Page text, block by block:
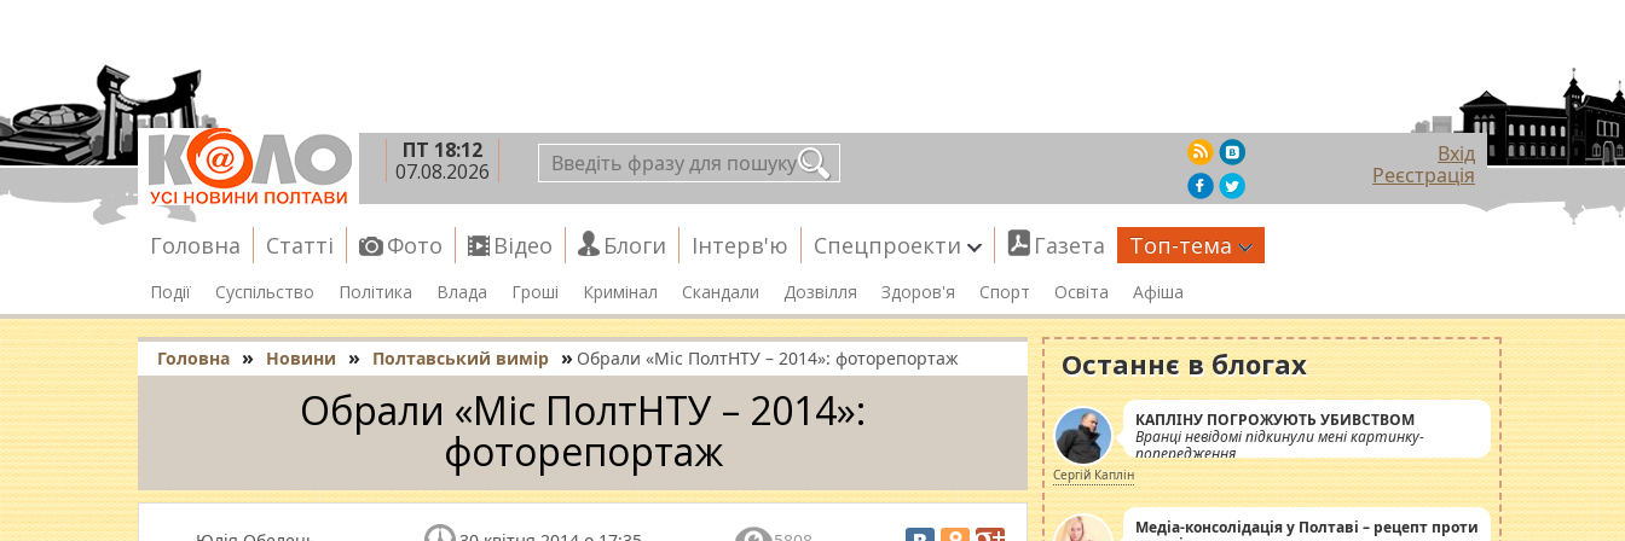
ПТ 18:12
07.08.2026
Вхід
Реєстрація
Головна Статті Фото Відео Блоги Інтерв'ю Спецпроекти Газета Топ-тема
Події Суспільство Політика Влада Гроші Кримінал Скандали Дозвілля Здоров'я Спорт Освіта Афіша
Головна » Новини » Полтавський вимір » Обрали «Міс ПолтНТУ – 2014»: фоторепортаж
Обрали «Міс ПолтНТУ – 2014»:
фоторепортаж
Останнє в блогах
КАПЛІНУ ПОГРОЖУЮТЬ УБИВСТВОМ
Вранці невідомі підкинули мені картинку-
попередження
Сергій Каплін
Медіа-консолідація у Полтаві – рецепт проти